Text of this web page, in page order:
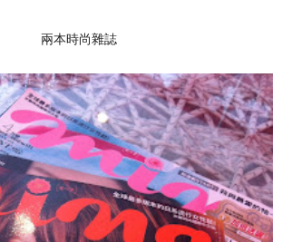
兩本時尚雜誌